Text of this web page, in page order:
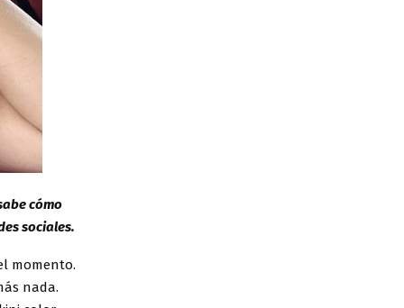
cómo
sociales.
momento.
nada.